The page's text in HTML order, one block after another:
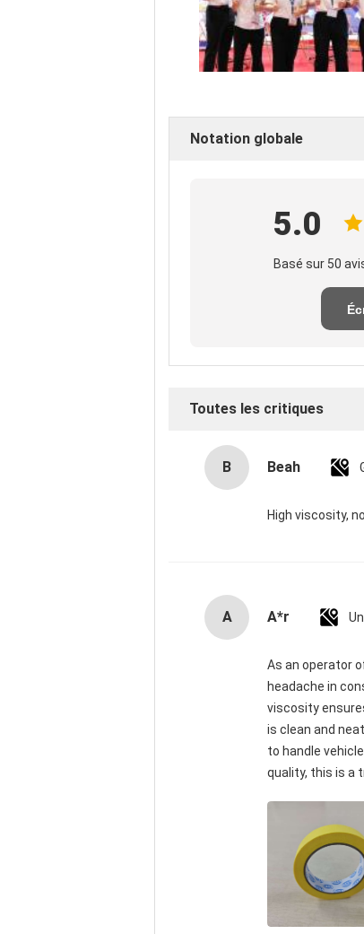
Notation globale
5.0
Basé sur 50
Toutes les critiques
B Beah
High viscosity,
A A*r
As an operator
headache in
viscosity
is clean and
to handle
quality, this is a